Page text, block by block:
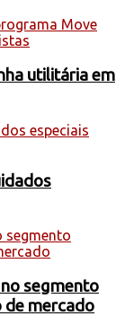
utilitária em
segmento
de mercado